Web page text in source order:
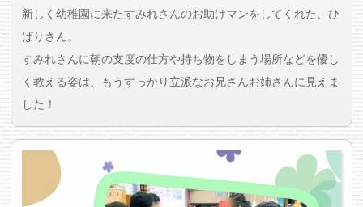
新しく幼稚園に来たすみれさんのお助けマンをしてくれた、ひ
ばりさん。
すみれさんに朝の支度の仕方や持ち物をしまう場所などを優し
く教える姿は、もうすっかり立派なお兄さんお姉さんに見えま
した！